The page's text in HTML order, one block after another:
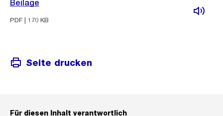
Beilage
PDF | 170 KB
Seite drucken
Für diesen Inhalt verantwortlich